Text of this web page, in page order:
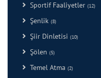
Sportif Faaliyetler (12)
Şenlik (8)
Şiir Dinletisi (10)
Şölen (5)
Temel Atma (2)